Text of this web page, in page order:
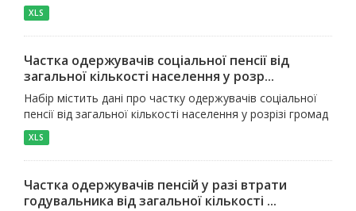
XLS
Частка одержувачів соціальної пенсії від
загальної кількості населення у розр...
Набір містить дані про частку одержувачів соціальної
пенсії від загальної кількості населення у розрізі громад
XLS
Частка одержувачів пенсій у разі втрати
годувальника від загальної кількості ...